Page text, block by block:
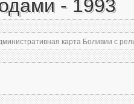
- 1993
карта Боливии с